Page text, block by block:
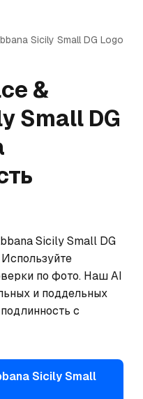
Sicily Small DG Logo
&
Small DG
Sicily Small DG
по фото. Наш AI
и поддельных
с
Sicily Small